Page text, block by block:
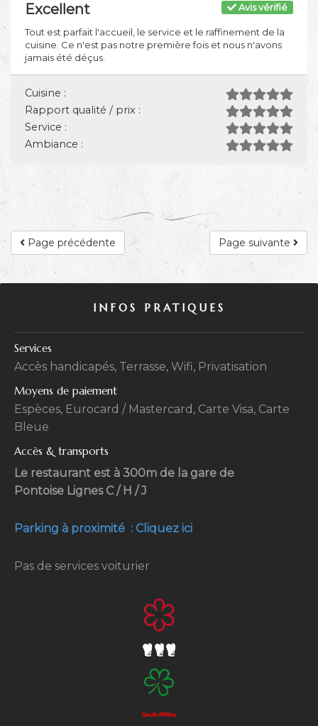
Avis vérifié
Excellent
Tout est parfait l'accueil, le service et le raffinement de la
cuisine. Ce n'est pas notre première fois et nous n'avons
jamais été déçus.
Cuisine :
Rapport qualité / prix :
Service :
Ambiance :
Page suivante
Page précédente
INFOS PRATIQUES
Services
Accès handicapés, Terrasse, Wifi, Privatisation
Moyens de paiement
Espèces, Eurocard / Mastercard, Carte Visa, Carte
Bleue
Accès & transports
Le restaurant est à 300m de la gare de
Pontoise Lignes C / H / J
Parking à proximité : Cliquez ici
Pas de services voiturier